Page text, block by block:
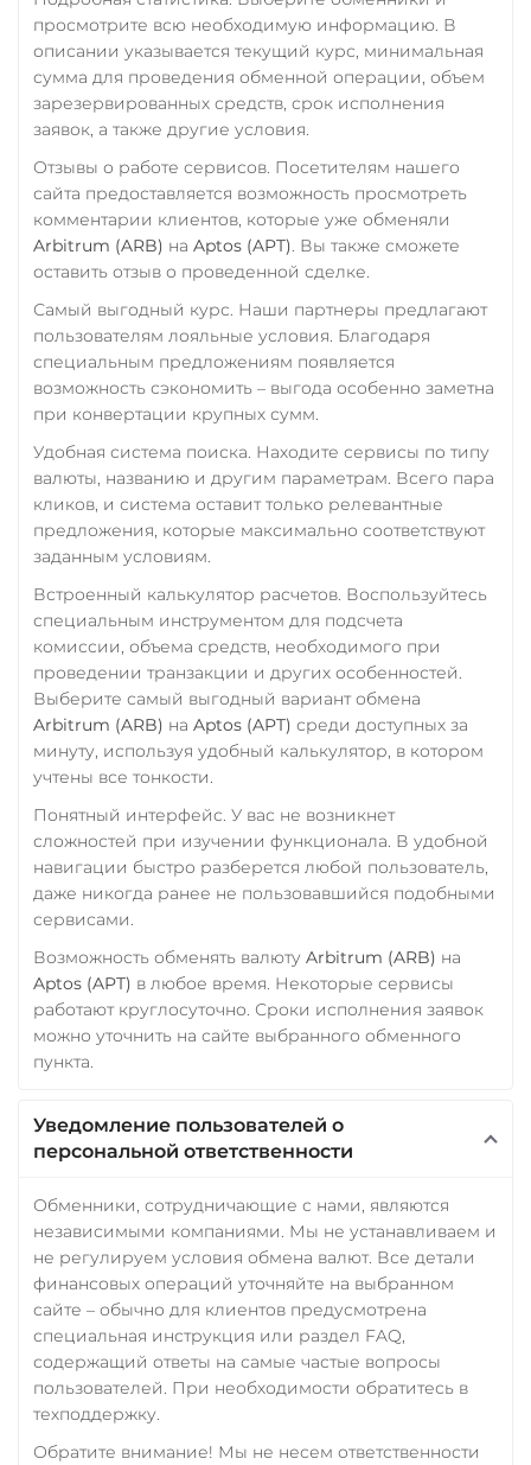
VeChain (VET)
Verge (XVG)
WAVES
AVAXC
Wrapped Ethereum (WETH)
AVAXC
BASE
Yearn.finance (YFI)
Zcash (ZEC)
Verge (XVG)
WAVES
Wrapped Bitcoin (WBTC)
Wrapped Ethereum
ERC20 AVAXC
BASE
CRO
RONIN
Zcash (ZEC)
Тинькофф
RUB
CASH-IN RUB
QR RUB
Фридом Банк KZT
Центр Кредит KZT
Элкарт KGS
просмотрите всю необходимую информацию. В
описании указывается текущий курс, минимальная
сумма для проведения обменной операции, объем
зарезервированных средств, срок исполнения
заявок, а также другие условия.
Отзывы о работе сервисов. Посетителям нашего
сайта предоставляется возможность просмотреть
комментарии клиентов, которые уже обменяли
Arbitrum (ARB) на Aptos (APT). Вы также сможете
оставить отзыв о проведенной сделке.
Самый выгодный курс. Наши партнеры предлагают
пользователям лояльные условия. Благодаря
специальным предложениям появляется
возможность сэкономить – выгода особенно заметна
при конвертации крупных сумм.
Удобная система поиска. Находите сервисы по типу
валюты, названию и другим параметрам. Всего пара
кликов, и система оставит только релевантные
предложения, которые максимально соответствуют
заданным условиям.
Встроенный калькулятор расчетов. Воспользуйтесь
специальным инструментом для подсчета
комиссии, объема средств, необходимого при
проведении транзакции и других особенностей.
Выберите самый выгодный вариант обмена
Arbitrum (ARB) на Aptos (APT) среди доступных за
минуту, используя удобный калькулятор, в котором
учтены все тонкости.
Понятный интерфейс. У вас не возникнет
сложностей при изучении функционала. В удобной
навигации быстро разберется любой пользователь,
даже никогда ранее не пользовавшийся подобными
сервисами.
Возможность обменять валюту Arbitrum (ARB) на
Aptos (APT) в любое время. Некоторые сервисы
работают круглосуточно. Сроки исполнения заявок
можно уточнить на сайте выбранного обменного
пункта.
Уведомление пользователей о
персональной ответственности
Обменники, сотрудничающие с нами, являются
независимыми компаниями. Мы не устанавливаем и
не регулируем условия обмена валют. Все детали
финансовых операций уточняйте на выбранном
сайте – обычно для клиентов предусмотрена
специальная инструкция или раздел FAQ,
содержащий ответы на самые частые вопросы
пользователей. При необходимости обратитесь в
техподдержку.
Обратите внимание! Мы не несем ответственности